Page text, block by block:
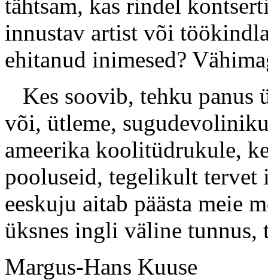
tähtsam, kas rindel
innustav artist või
ehitanud inimesed?
Kes soovib, tehku panus
või, ütleme,
ameerika koolitüdrukule,
pooluseid, tegelikult
eeskuju aitab päästa meie
üksnes ingli väline tunnus,
Margus-Hans Kuuse